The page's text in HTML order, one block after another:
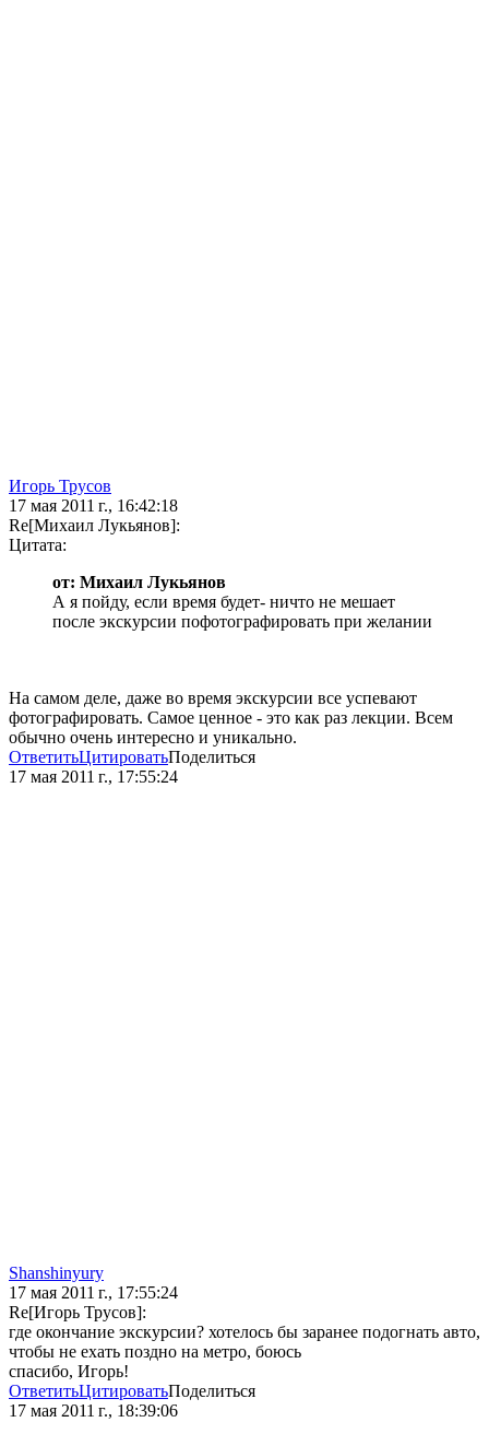
Игорь Трусов
17 мая 2011 г., 16:42:18
Re[Михаил Лукьянов]:
Цитата:
от: Михаил Лукьянов
А я пойду, если время будет- ничто не мешает
после экскурсии пофотографировать при желании
На самом деле, даже во время экскурсии все успевают
фотографировать. Самое ценное - это как раз лекции. Всем
обычно очень интересно и уникально.
ОтветитьЦитироватьПоделиться
17 мая 2011 г., 17:55:24
Shanshinyury
17 мая 2011 г., 17:55:24
Re[Игорь Трусов]:
где окончание экскурсии? хотелось бы заранее подогнать авто,
чтобы не ехать поздно на метро, боюсь
спасибо, Игорь!
ОтветитьЦитироватьПоделиться
17 мая 2011 г., 18:39:06